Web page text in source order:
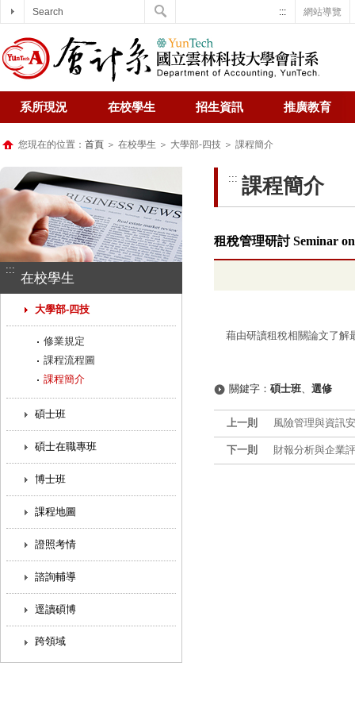
網站導覽
:::
系所現況 在校學生 招生資訊 推廣教育
您現在的位置： 首頁 ＞ 在校學生 ＞ 大學部-四技 ＞ 課程簡介
:::
在校學生
大學部-四技
修業規定
課程流程圖
課程簡介
碩士班
碩士在職專班
博士班
課程地圖
證照考情
諮詢輔導
逕讀碩博
跨領域
::: 課程簡介
租稅管理研討 Seminar
藉由研讀租稅相關論文了解
關鍵字： 碩士班、 選修
上一則 風險管理與資訊
下一則 財報分析與企業
Search